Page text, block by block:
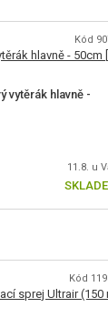
Kód
vytěrák hlavně -
11.8. u
Kód